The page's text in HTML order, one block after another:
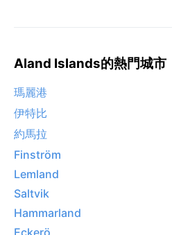
Aland Islands的熱門城市
瑪麗港
伊特比
約馬拉
Finström
Lemland
Saltvik
Hammarland